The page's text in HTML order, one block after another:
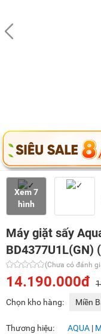
Xem 7
hình
Máy giặt sấy
BD4377U1L(GN)
(Chưa có đánh
14.190.000đ
Chọn kho hàng:
Miền
Thương hiệu: AQUA |